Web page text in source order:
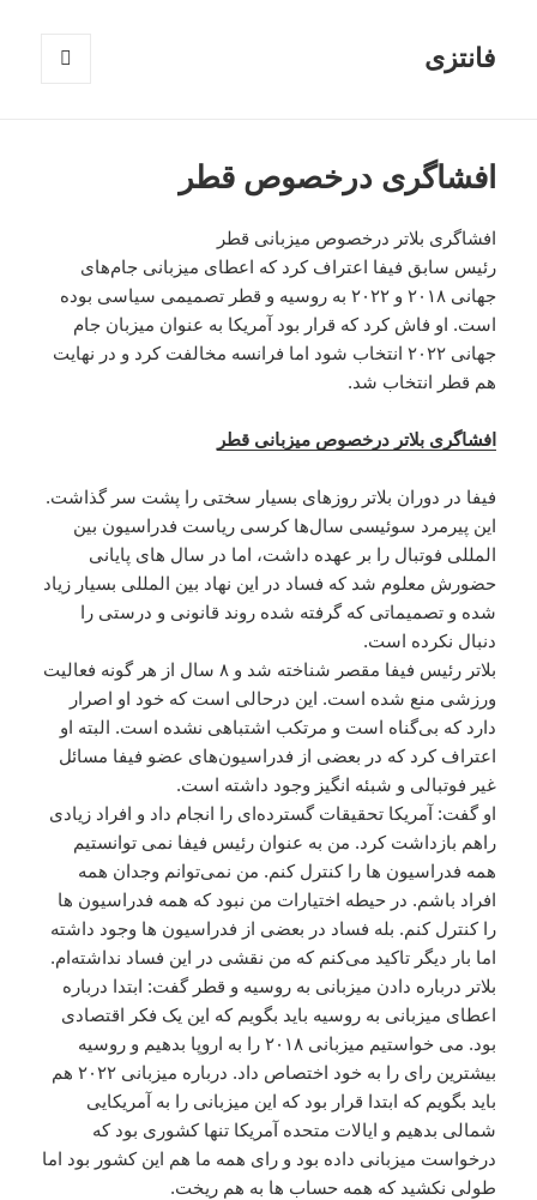
فانتزی
افشاگری درخصوص قطر
افشاگری بلاتر درخصوص میزبانی قطر
رئیس سابق فیفا اعتراف کرد که اعطای میزبانی جام‌های
جهانی ۲۰۱۸ و ۲۰۲۲ به روسیه و قطر تصمیمی سیاسی بوده
است. او فاش کرد که قرار بود آمریکا به عنوان میزبان جام
جهانی ۲۰۲۲ انتخاب شود اما فرانسه مخالفت کرد و در نهایت
هم قطر انتخاب شد.
افشاگری بلاتر درخصوص میزبانی قطر
فیفا در دوران بلاتر روزهای بسیار سختی را پشت سر گذاشت.
این پیرمرد سوئیسی سال‌ها کرسی ریاست فدراسیون بین
المللی فوتبال را بر عهده داشت، اما در سال های پایانی
حضورش معلوم شد که فساد در این نهاد بین المللی بسیار زیاد
شده و تصمیماتی که گرفته شده روند قانونی و درستی را
دنبال نکرده است.
بلاتر رئیس فیفا مقصر شناخته شد و ۸ سال از هر گونه فعالیت
ورزشی منع شده است. این درحالی است که خود او اصرار
دارد که بی‌گناه است و مرتکب اشتباهی نشده است. البته او
اعتراف کرد که در بعضی از فدراسیون‌های عضو فیفا مسائل
غیر فوتبالی و شبئه انگیز وجود داشته است.
او گفت: آمریکا تحقیقات گسترده‌ای را انجام داد و افراد زیادی
راهم بازداشت کرد. من به عنوان رئیس فیفا نمی توانستیم
همه فدراسیون ها را کنترل کنم. من نمی‌توانم وجدان همه
افراد باشم. در حیطه اختیارات من نبود که همه فدراسیون ها
را کنترل کنم. بله فساد در بعضی از فدراسیون ها وجود داشته
اما بار دیگر تاکید می‌کنم که من نقشی در این فساد نداشته‌ام.
بلاتر درباره دادن میزبانی به روسیه و قطر گفت: ابتدا درباره
اعطای میزبانی به روسیه باید بگویم که این یک فکر اقتصادی
بود. می خواستیم میزبانی ۲۰۱۸ را به اروپا بدهیم و روسیه
بیشترین رای را به خود اختصاص داد. درباره میزبانی ۲۰۲۲ هم
باید بگویم که ابتدا قرار بود که این میزبانی را به آمریکایی
شمالی بدهیم و ایالات متحده آمریکا تنها کشوری بود که
درخواست میزبانی داده بود و رای همه ما هم این کشور بود اما
طولی نکشید که همه حساب ها به هم ریخت.